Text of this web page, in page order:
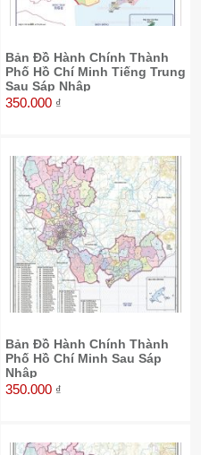
Bản Đồ Hành Chính Thành
Phố Hồ Chí Minh Tiếng Trung
Sau Sáp Nhập
350.000 ₫
Bản Đồ Hành Chính Thành
Phố Hồ Chí Minh Sau Sáp
Nhập
350.000 ₫